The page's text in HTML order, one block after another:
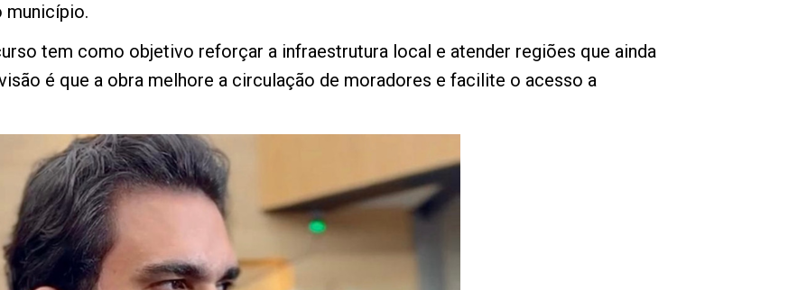
município.
tem como objetivo reforçar a infraestrutura local e atender regiões que ainda
é que a obra melhore a circulação de moradores e facilite o acesso a